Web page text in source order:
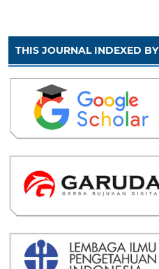
THIS JOURNAL INDEXED BY